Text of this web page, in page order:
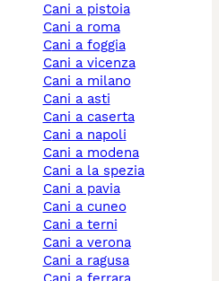
cani a pistoia
cani a roma
cani a foggia
cani a vicenza
cani a milano
cani a asti
cani a caserta
cani a napoli
cani a modena
cani a la spezia
cani a pavia
cani a cuneo
cani a terni
cani a verona
cani a ragusa